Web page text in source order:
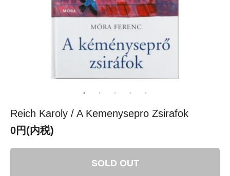
Reich Karoly / A Kemenysepro Zsirafok
0円(内税)
SOLD OUT